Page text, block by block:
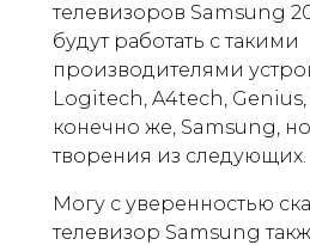
телевизоров Samsung
будут работать с такими
производителями
Logitech, A4tech, Genius,
конечно же, Samsung,
творения из следующих.
Могу с уверенностью
телевизор Samsung